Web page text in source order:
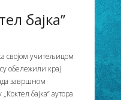
бајка’’
својом учитељицом
обележили крај
завршном
бајка“ аутора